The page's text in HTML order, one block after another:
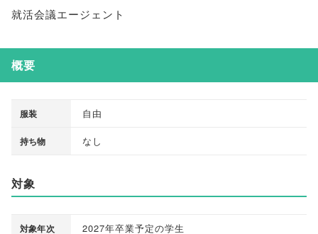
就活会議エージェント
概要
服装 自由
持ち物 なし
対象
対象年次 2027年卒業予定の学生